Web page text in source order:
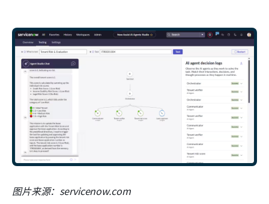
图片来源：servicenow.com